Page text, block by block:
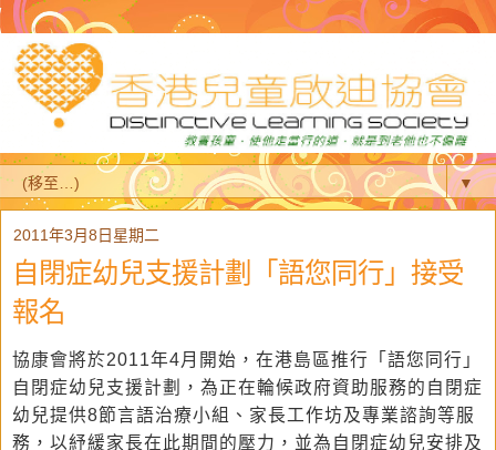
▼
2011年3月8日星期二
自閉症幼兒支援計劃「語您同行」接受
報名
協康會將於2011年4月開始，在港島區推行「語您同行」
自閉症幼兒支援計劃，為正在輪候政府資助服務的自閉症
幼兒提供8節言語治療小組、家長工作坊及專業諮詢等服
務，以紓緩家長在此期間的壓力，並為自閉症幼兒安排及